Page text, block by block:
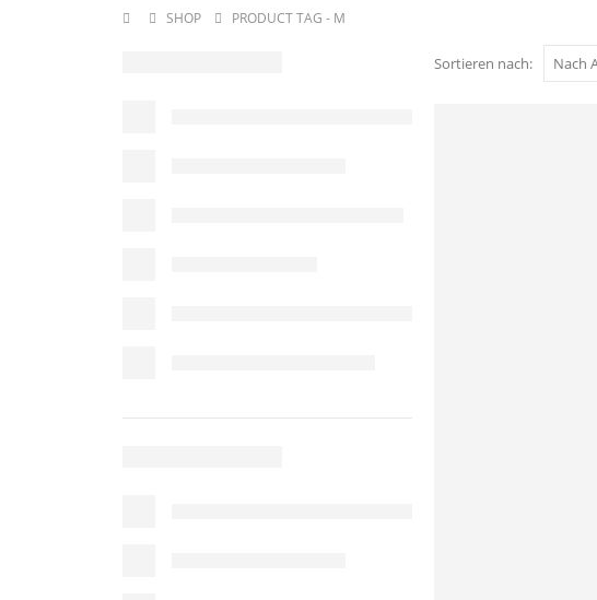
SHOP PRODUCT TAG - M
Sortieren nach: